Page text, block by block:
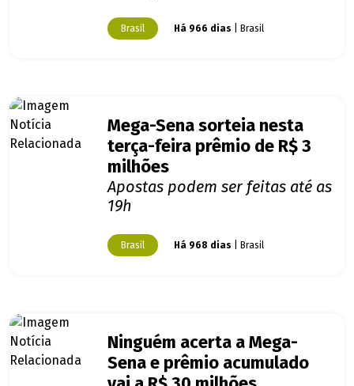
Brasil Há 966 dias | Brasil
Mega-Sena sorteia nesta
terça-feira prêmio de R$ 3
milhões
Apostas podem ser feitas até as
19h
Brasil Há 968 dias | Brasil
Ninguém acerta a Mega-
Sena e prêmio acumulado